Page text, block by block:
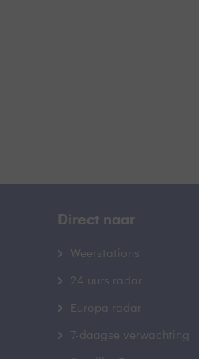
Direct naar
Weerstations
24 uurs radar
Europa radar
7-daagse verwachting